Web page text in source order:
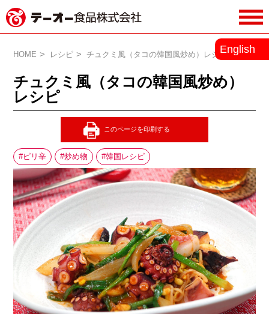
ー食品株式会社
English
HOME レシピ チュクミ風（タコの韓国風炒め）レシピ
チュクミ風（タコの韓国風炒め）
レシピ
ピリ辛 炒め物 韓国レシピ